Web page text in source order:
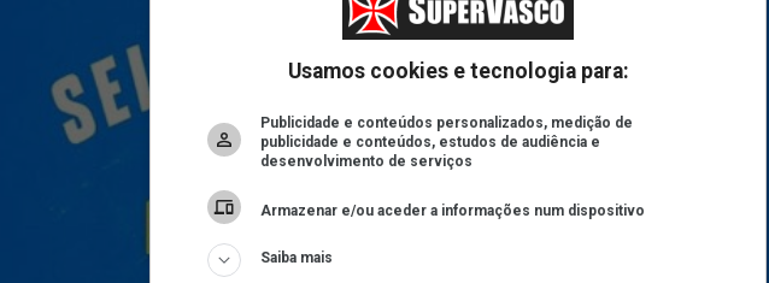
Usamos cookies e tecnologia para:
Publicidade e conteúdos personalizados, medição de
publicidade e conteúdos, estudos de audiência e
desenvolvimento de serviços
Armazenar e/ou aceder a informações num dispositivo
Saiba mais